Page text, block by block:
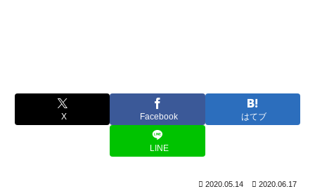
X Facebook はてブ
LINE
2020.05.14 2020.06.17